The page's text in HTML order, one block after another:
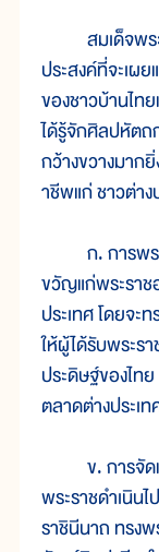
สมเด็จพระน
ประสงค์ที่จะเ
ของชาวบ้านไท
ได้รู้จักศิลปหัตถ
กว้างขวางมาก
าชีพแก่ ชาวต่า
ก. การพระ
ขวัญแก่พระราช
ประเทศ โดยจ
ให้ผู้ได้รับพระร
ประดิษฐ์ของไท
ตลาดต่างประเ
ข. การจัดแ
พระราชดำเนิน
ราชินีนาถ ทรง